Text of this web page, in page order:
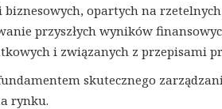
opartych na
przyszłych wyników
i związanych z przepisami
skutecznego
rynku.